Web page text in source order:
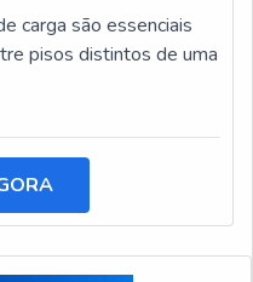
carga são essenciais
pisos distintos de uma